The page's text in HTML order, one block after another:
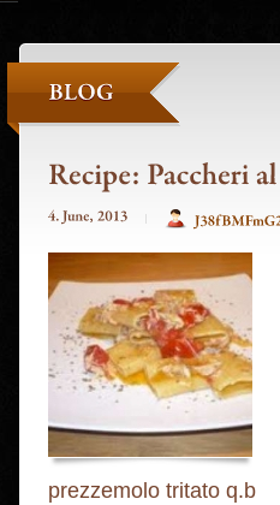
prezzemolo tritato q.b